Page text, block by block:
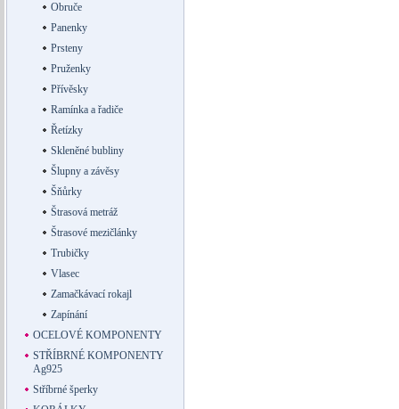
Obruče
Panenky
Prsteny
Pruženky
Přívěsky
Ramínka a řadiče
Řetízky
Skleněné bubliny
Šlupny a závěsy
Šňůrky
Štrasová metráž
Štrasové mezičlánky
Trubičky
Vlasec
Zamačkávací rokajl
Zapínání
OCELOVÉ KOMPONENTY
STŘÍBRNÉ KOMPONENTY
Ag925
Stříbrné šperky